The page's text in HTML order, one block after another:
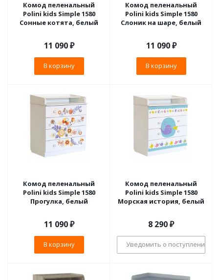
Комод пеленальный
Polini kids Simple 1580
Сонные котята, белый
11 090₽
В корзину
Комод пеленальный
Polini kids Simple 1580
Слоник на шаре, белый
11 090₽
В корзину
Комод пеленальный
Polini kids Simple 1580
Прогулка, белый
11 090₽
В корзину
Комод пеленальный
Polini kids Simple 1580
Морская история, белый
8 290₽
Уведомить о поступлении